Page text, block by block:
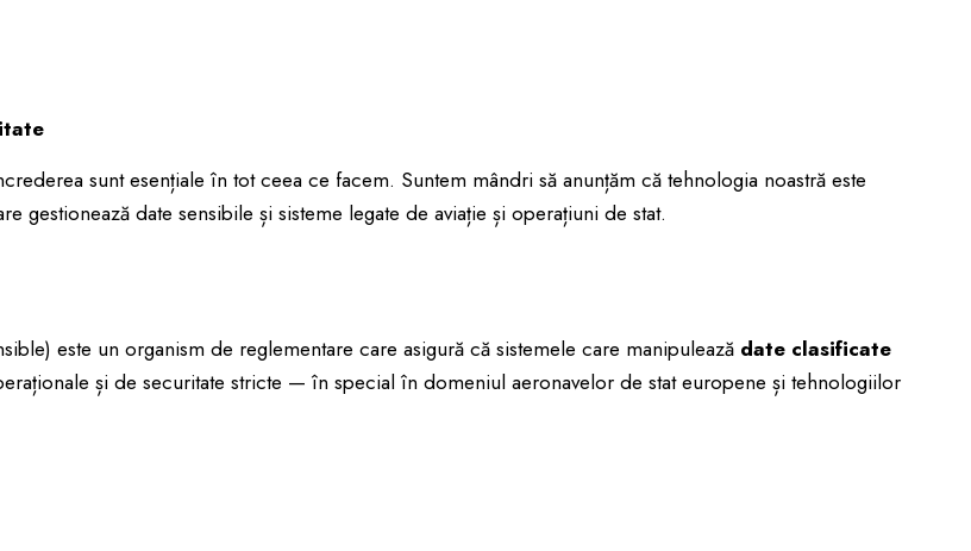
sunt esențiale în tot ceea ce facem. Suntem mândri să anunțăm că tehnologia noastră este
date sensibile și sisteme legate de aviație și operațiuni de stat.
este un organism de reglementare care asigură că sistemele care manipulează date clasificate
și de securitate stricte — în special în domeniul aeronavelor de stat europene și tehnologiilor